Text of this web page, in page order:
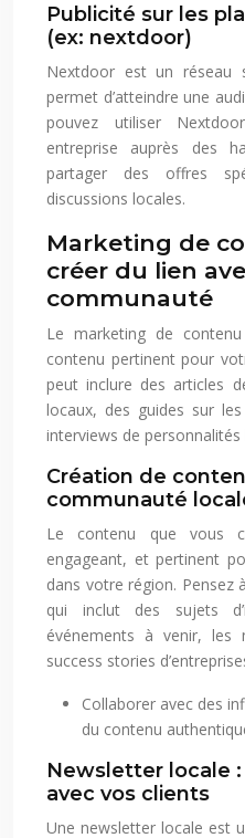
Publicité sur les
(ex: nextdoor)
Nextdoor est un réseau
permet d’atteindre une
pouvez utiliser
entreprise auprès des
partager des offres
discussions locales.
Marketing de
créer du lien
communauté
Le marketing de
contenu pertinent pour
peut inclure des articles
locaux, des guides sur
interviews de personnalités
Création de
communauté
Le contenu que vous
engageant, et pertinent
dans votre région. Pensez
qui inclut des sujets
événements à venir, les
success stories
Collaborer avec des
du contenu
Newsletter locale
avec vos clients
Une newsletter locale est